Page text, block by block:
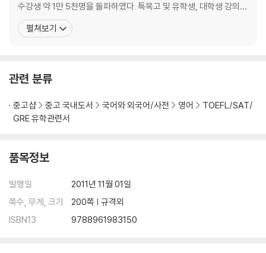
수강생 약 1만 5천명을 돌파하였다. 특목고 및 유학생, 대학생 강의전
문 강사로서, 전 KBS 방송국 동시통역 Coordinator, Canadian Int
ernet Broadcasting Association 회장, Canada Korean Sym
펼쳐보기
관련 분류
중고샵 중고 국내도서 국어와 외국어/사전 영어
TOEFL/SAT/
GRE 유학관련서
품목정보
발행일
2011년 11월 01일
쪽수, 무게, 크기
200쪽 | 규격외
ISBN13
9788961983150